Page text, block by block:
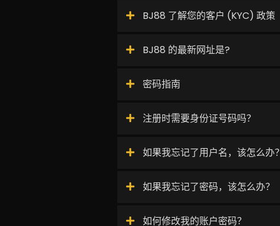
BJ88 了解您的客户 (KYC) 政策
BJ88 的最新网址是?
密码指南
注册时需要身份证号码吗？
如果我忘记了用户名，该怎么办？
如果我忘记了密码，该怎么办？
如何修改我的账户密码？